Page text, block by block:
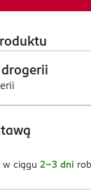
drogerii
w ciągu 2-3 dni